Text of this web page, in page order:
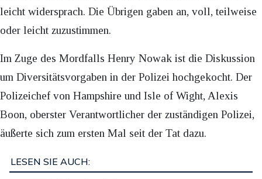
leicht widersprach. Die Übrigen gaben an, voll, teilweise
oder leicht zuzustimmen.
Im Zuge des Mordfalls Henry Nowak ist die Diskussion
um Diversitätsvorgaben in der Polizei hochgekocht. Der
Polizeichef von Hampshire und Isle of Wight, Alexis
Boon, oberster Verantwortlicher der zuständigen Polizei,
äußerte sich zum ersten Mal seit der Tat dazu.
LESEN SIE AUCH: